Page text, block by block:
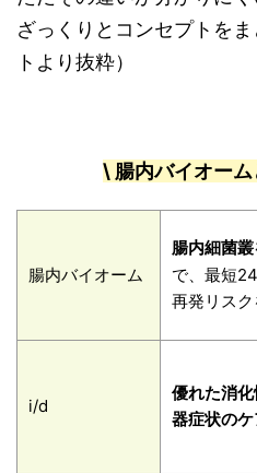
ざっくりとコンセプトを
トより抜粋）
\ 腸内バイオー
腸内バイオーム
腸内細菌
で、最短
再発リス
i/d
優れた消
器症状の